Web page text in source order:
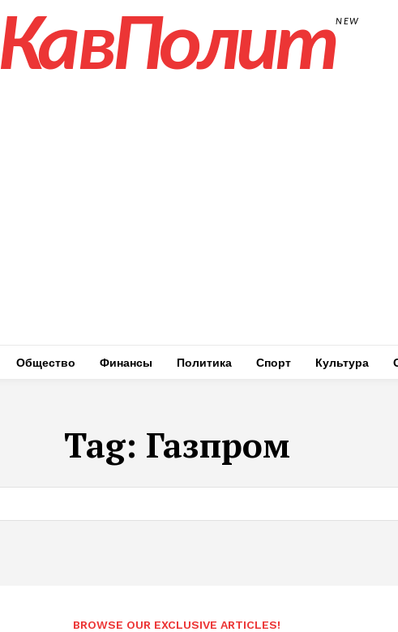
КавПолитNEW
Общество Финансы Политика Спорт Культура
Tag: Газпром
BROWSE OUR EXCLUSIVE ARTICLES!